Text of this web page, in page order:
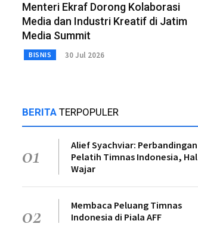
Menteri Ekraf Dorong Kolaborasi
Media dan Industri Kreatif di Jatim
Media Summit
BISNIS 30 Jul 2026
BERITA TERPOPULER
01
Alief Syachviar: Perbandingan
Pelatih Timnas Indonesia, Hal
Wajar
02
Membaca Peluang Timnas
Indonesia di Piala AFF